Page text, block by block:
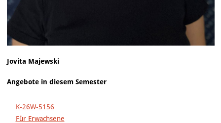
Jovita Majewski
Angebote in diesem Semester
K-26W-5156
Für Erwachsene